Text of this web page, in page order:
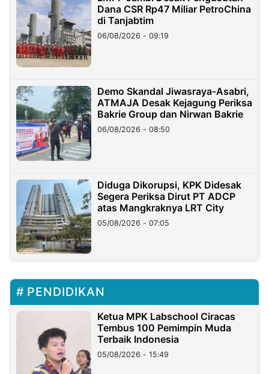
Dana CSR Rp47 Miliar PetroChina
di Tanjabtim
06/08/2026 - 09:19
Demo Skandal Jiwasraya-Asabri,
ATMAJA Desak Kejagung Periksa
Bakrie Group dan Nirwan Bakrie
06/08/2026 - 08:50
Diduga Dikorupsi, KPK Didesak
Segera Periksa Dirut PT ADCP
atas Mangkraknya LRT City
05/08/2026 - 07:05
PENDIDIKAN
Ketua MPK Labschool Ciracas
Tembus 100 Pemimpin Muda
Terbaik Indonesia
05/08/2026 - 15:49